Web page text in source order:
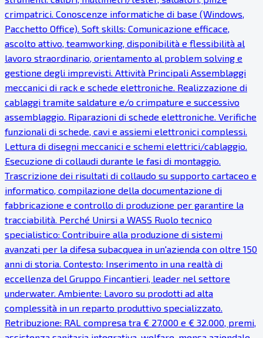
crimpatrici. Conoscenze informatiche di base (Windows,
Pacchetto Office). Soft skills: Comunicazione efficace,
ascolto attivo, teamworking, disponibilità e flessibilità al
lavoro straordinario, orientamento al problem solving e
gestione degli imprevisti. Attività Principali Assemblaggi
meccanici di rack e schede elettroniche. Realizzazione di
cablaggi tramite saldature e/o crimpature e successivo
assemblaggio. Riparazioni di schede elettroniche. Verifiche
funzionali di schede, cavi e assiemi elettronici complessi.
Lettura di disegni meccanici e schemi elettrici/cablaggio.
Esecuzione di collaudi durante le fasi di montaggio.
Trascrizione dei risultati di collaudo su supporto cartaceo e
informatico, compilazione della documentazione di
fabbricazione e controllo di produzione per garantire la
tracciabilità. Perché Unirsi a WASS Ruolo tecnico
specialistico: Contribuire alla produzione di sistemi
avanzati per la difesa subacquea in un'azienda con oltre 150
anni di storia. Contesto: Inserimento in una realtà di
eccellenza del Gruppo Fincantieri, leader nel settore
underwater. Ambiente: Lavoro su prodotti ad alta
complessità in un reparto produttivo specializzato.
Retribuzione: RAL compresa tra € 27.000 e € 32.000, premi,